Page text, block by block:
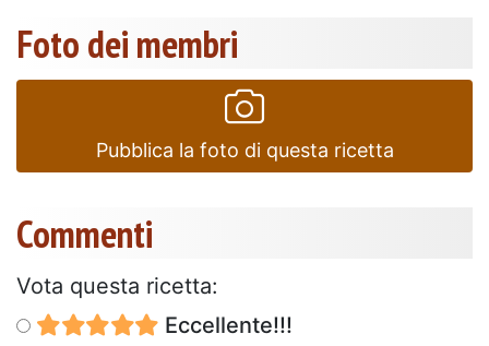
Foto dei membri
Pubblica la foto di questa ricetta
Commenti
Vota questa ricetta:
Eccellente!!!